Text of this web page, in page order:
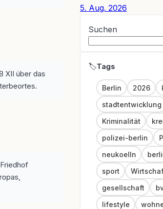
XII über das
5. Aug. 2026
Suchen
🏷
Berlin 2026
stadtentwicklung
Kriminalität
polizei-berlin
neukoelln
sport
gesellschaft
lifestyle